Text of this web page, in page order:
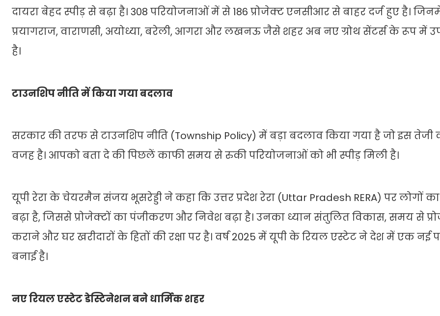
दायरा बेहद स्पीड़ से बढ़ा है। 308 परियोजनाओं में से 186 प्रोजेक्ट एनसीआर से बाहर दर्ज हुए है।
प्रयागराज, वाराणसी, अयोध्या, बरेली, आगरा और लखनऊ जैसे शहर अब नए ग्रोथ सेंटर्स के रूप में
है।
टाउनशिप नीति में किया गया बदलाव
सरकार की तरफ से टाउनशिप नीति (Township Policy) में बड़ा बदलाव किया गया है जो इस तेजी
वजह है। आपको बता दे की पिछलें काफी समय से रुकी परियोजनाओं को भी स्पीड़ मिली है।
यूपी रेरा के चेयरमैन संजय भूसरेड्डी ने कहा कि उत्तर प्रदेश रेरा (Uttar Pradesh RERA) पर लोगों
बढ़ा है, जिससे प्रोजेक्टों का पंजीकरण और निवेश बढ़ा है। उनका ध्यान संतुलित विकास, समय से
कराने और घर खरीदारों के हितों की रक्षा पर है। वर्ष 2025 में यूपी के रियल एस्टेट ने देश में एक नई
बनाई है।
नए रियल एस्टेट डेस्टिनेशन बने धार्मिक शहर